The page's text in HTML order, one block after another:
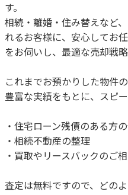
す。
相続・離婚・住み替えなど
れるお客様に、安心してお
をお伺いし、最適な売却戦
これまでお預かりした物件
豊富な実績をもとに、スピ
・住宅ローン残債のある方
・相続不動産の整理
・買取やリースバックのご
査定は無料ですので、どの